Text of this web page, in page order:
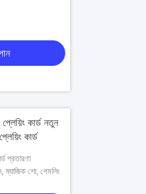
কার্ড নতুন
কার্ড
প্রতারণা
ম্যাজিক শো, গেমলিং